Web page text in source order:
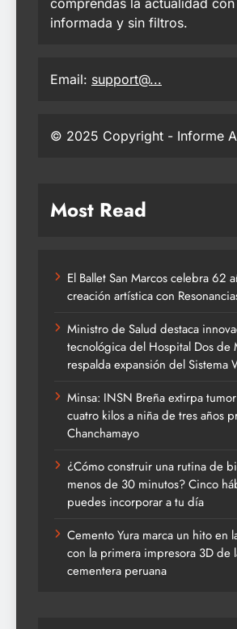
comprendas la actualidad
informada y sin filtros.
Email: support@...
© 2025 Copyright - Informe
Most Read
El Ballet San Marcos celebra 62
creación artística con
Ministro de Salud destaca
tecnológica del Hospital Dos de
respalda expansión del Sistema
Minsa: INSN Breña extirpa
cuatro kilos a niña de tres años
Chanchamayo
¿Cómo construir una rutina de
menos de 30 minutos? Cinco
puedes incorporar a tu día
Cemento Yura marca un hito en
con la primera impresora 3D de
cementera peruana